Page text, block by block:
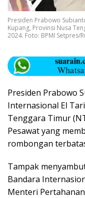
Presiden Prabowo
Kupang, Provinsi Nusa
2024. Foto: BPMI Setpres/
Presiden Prabowo
Internasional El
Tenggara Timur
Pesawat yang
rombongan
Tampak
Bandara
Menteri